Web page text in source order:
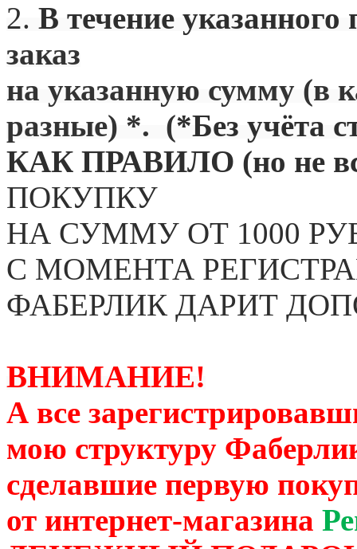
2. В течение указанного
заказ
на указанную сумму (в
разные) *. (*Без учёта
КАК ПРАВИЛО (но не
ПОКУПКУ
НА СУММУ ОТ 1000
С МОМЕНТА
ФАБЕРЛИК ДАРИТ
ВНИМАНИЕ!
А все
мою структуру
сделавшие первую
от интернет-магазина